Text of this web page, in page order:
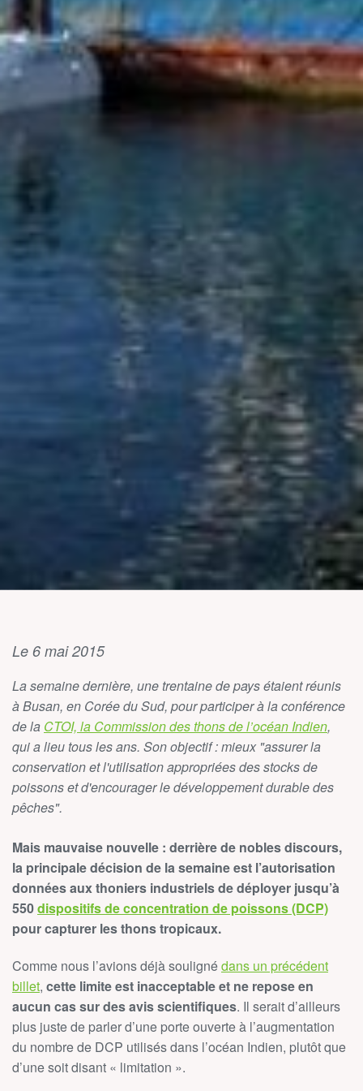
Le 6 mai 2015
La semaine dernière, une trentaine de pays étaient réunis
à Busan, en Corée du Sud, pour participer à la conférence
de la CTOI, la Commission des thons de l’océan Indien,
qui a lieu tous les ans. Son objectif : mieux "assurer la
conservation et l'utilisation appropriées des stocks de
poissons et d'encourager le développement durable des
pêches".
Mais mauvaise nouvelle : derrière de nobles discours,
la principale décision de la semaine est l’autorisation
données aux thoniers industriels de déployer jusqu’à
550dispositifs de concentration de poissons (DCP)
pour capturer les thons tropicaux.
Comme nous l’avions déjà soulignédans un précédent
billet, cette limite est inacceptable et ne repose en
aucun cas sur des avis scientifiques. Il serait d’ailleurs
plus juste de parler d’une porte ouverte à l’augmentation
du nombre de DCP utilisés dans l’océan Indien, plutôt que
d’une soit disant « limitation ».